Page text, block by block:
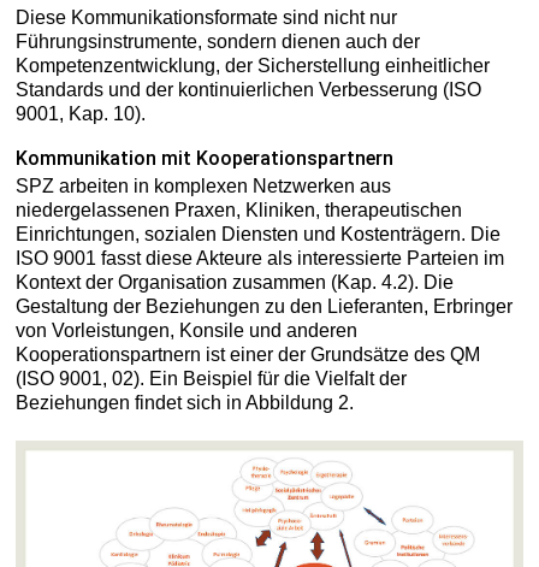
Diese Kommunikationsformate sind nicht nur
Führungsinstrumente, sondern dienen auch der
Kompetenzentwicklung, der Sicherstellung einheitlicher
Standards und der kontinuierlichen Verbesserung (ISO
9001, Kap. 10).
Kommunikation mit Kooperationspartnern
SPZ arbeiten in komplexen Netzwerken aus
niedergelassenen Praxen, Kliniken, therapeutischen
Einrichtungen, sozialen Diensten und Kostenträgern. Die
ISO 9001 fasst diese Akteure als interessierte Parteien im
Kontext der Organisation zusammen (Kap. 4.2). Die
Gestaltung der Beziehungen zu den Lieferanten, Erbringer
von Vorleistungen, Konsile und anderen
Kooperationspartnern ist einer der Grundsätze des QM
(ISO 9001, 02). Ein Beispiel für die Vielfalt der
Beziehungen findet sich in Abbildung 2.